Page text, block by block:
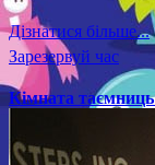
Дізнатися більше...
Зарезервуй час
Кімната